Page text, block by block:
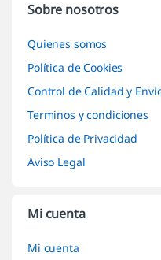
Sobre nosotros
Quienes somos
Política de Cookies
Control de Calidad y
Terminos y condiciones
Política de Privacidad
Aviso Legal
Mi cuenta
Mi cuenta